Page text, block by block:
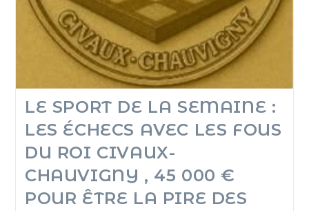
LE SPORT DE LA SEMAINE :
LES ÉCHECS AVEC LES FOUS
DU ROI CIVAUX-
CHAUVIGNY , 45 000 €
POUR ÊTRE LA PIRE DES